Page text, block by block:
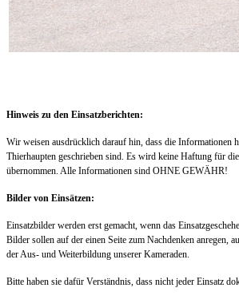
Hinweis zu den Einsatzberichten:
Wir weisen ausdrücklich darauf hin, dass die Informationen
Thierhaupten geschrieben sind. Es wird keine Haftung für
übernommen. Alle Informationen sind OHNE GEWÄHR!
Bilder von Einsätzen:
Einsatzbilder werden erst gemacht, wenn das
Bilder sollen auf der einen Seite zum Nachdenken anregen,
der Aus- und Weiterbildung unserer Kameraden.
Bitte haben sie dafür Verständnis, dass nicht jeder Einsatz